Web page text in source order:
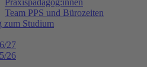
Praxispädagog:innen
Team PPS und Bürozeiten
zum Studium
27
26